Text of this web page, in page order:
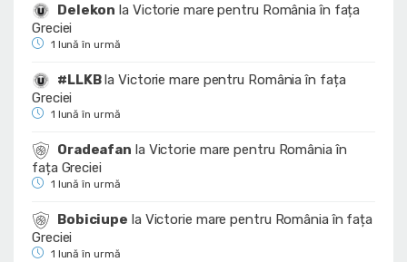
Delekon la Victorie mare pentru România în fața
Greciei
1 lună în urmă
#LLKBlaVictorie mare pentru România în fața
Greciei
1 lună în urmă
Oradeafan la Victorie mare pentru România în
fața Greciei
1 lună în urmă
Bobiciupe la Victorie mare pentru România în fața
Greciei
1 lună în urmă